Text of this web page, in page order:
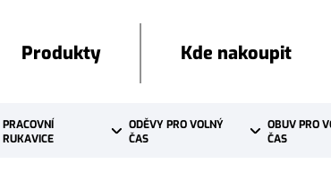
Produkty Kde nakoupit
PRACOVNÍ
RUKAVICE
ODĚVY PRO VOLNÝ
ČAS
OBUV PRO
ČAS